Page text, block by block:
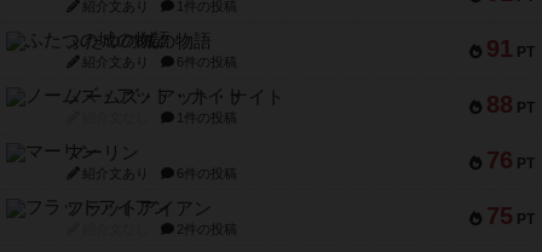
紹介文あり 1件の投稿
91 PT
ふたつの城の物語
紹介文あり 6件の投稿
88 PT
ノームズ・アット・ナイト
1件の投稿
76 PT
マーリン
紹介文あり 6件の投稿
75 PT
フラットアイアン
2件の投稿